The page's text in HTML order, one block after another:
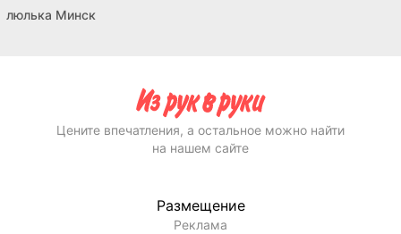
люлька Минск
Цените впечатления, а остальное можно найти
на нашем сайте
Размещение
Реклама